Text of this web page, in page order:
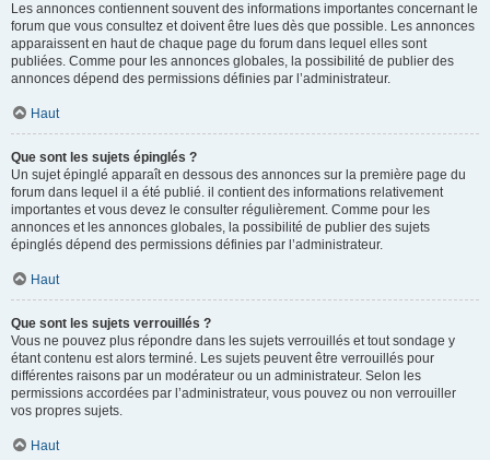
Les annonces contiennent souvent des informations importantes concernant le
forum que vous consultez et doivent être lues dès que possible. Les annonces
apparaissent en haut de chaque page du forum dans lequel elles sont
publiées. Comme pour les annonces globales, la possibilité de publier des
annonces dépend des permissions définies par l’administrateur.
Haut
Que sont les sujets épinglés ?
Un sujet épinglé apparaît en dessous des annonces sur la première page du
forum dans lequel il a été publié. il contient des informations relativement
importantes et vous devez le consulter régulièrement. Comme pour les
annonces et les annonces globales, la possibilité de publier des sujets
épinglés dépend des permissions définies par l’administrateur.
Haut
Que sont les sujets verrouillés ?
Vous ne pouvez plus répondre dans les sujets verrouillés et tout sondage y
étant contenu est alors terminé. Les sujets peuvent être verrouillés pour
différentes raisons par un modérateur ou un administrateur. Selon les
permissions accordées par l’administrateur, vous pouvez ou non verrouiller
vos propres sujets.
Haut